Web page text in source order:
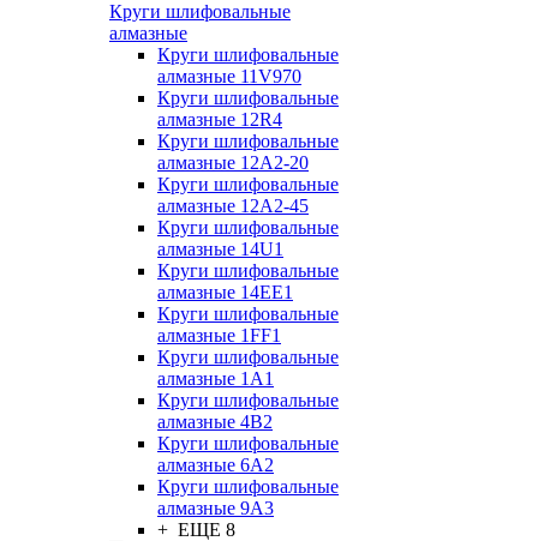
Круги шлифовальные
алмазные
Круги шлифовальные
алмазные 11V970
Круги шлифовальные
алмазные 12R4
Круги шлифовальные
алмазные 12А2-20
Круги шлифовальные
алмазные 12А2-45
Круги шлифовальные
алмазные 14U1
Круги шлифовальные
алмазные 14ЕЕ1
Круги шлифовальные
алмазные 1FF1
Круги шлифовальные
алмазные 1А1
Круги шлифовальные
алмазные 4В2
Круги шлифовальные
алмазные 6A2
Круги шлифовальные
алмазные 9А3
+ ЕЩЕ 8